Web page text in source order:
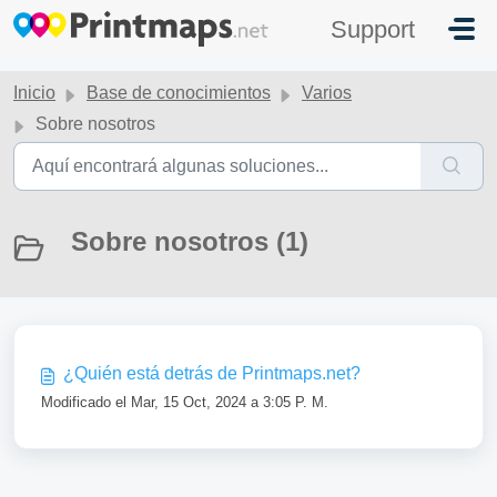
Saltar al contenido principal
Support
Inicio Base de conocimientos
Varios
Sobre nosotros
Sobre nosotros (1)
¿Quién está detrás de Printmaps.net?
Modificado el Mar, 15 Oct, 2024 a 3:05 P. M.